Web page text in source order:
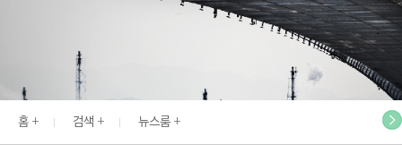
E
N
홈 검색 뉴스룸